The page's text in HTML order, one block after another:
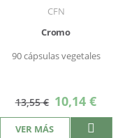
CFN
Cromo
90 cápsulas vegetales
13,55 € Precio
especial
10,14 €
VER MÁS